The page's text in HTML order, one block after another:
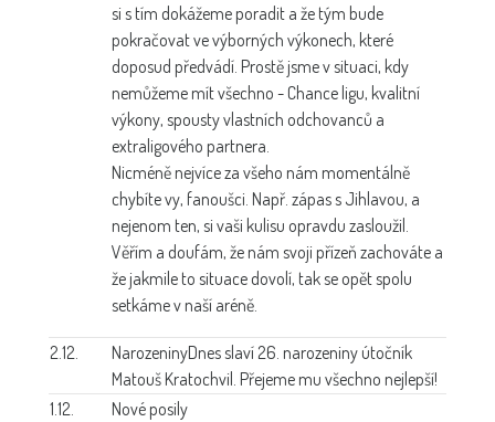
si s tím dokážeme poradit a že tým bude
pokračovat ve výborných výkonech, které
doposud předvádí. Prostě jsme v situaci, kdy
nemůžeme mít všechno - Chance ligu, kvalitní
výkony, spousty vlastních odchovanců a
extraligového partnera.
Nicméně nejvíce za všeho nám momentálně
chybíte vy, fanoušci. Např. zápas s Jihlavou, a
nejenom ten, si vaši kulisu opravdu zasloužil.
Věřím a doufám, že nám svoji přízeň zachováte a
že jakmile to situace dovolí, tak se opět spolu
setkáme v naší aréně.
2.12. NarozeninyDnes slaví 26. narozeniny útočník
Matouš Kratochvil. Přejeme mu všechno nejlepší!
1.12.
Nové posily